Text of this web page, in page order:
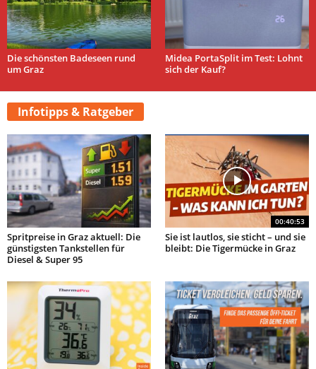
Die schönsten Badeseen rund
um Graz
Midea PortaSplit im Test: Lohnt
sich der Kauf?
Infotipps & Ratgeber
Spritpreise in Graz aktuell: Die
günstigsten Tankstellen für
Diesel & Super 95
00:40:53
Sie ist lautlos, sie sticht – und sie
bleibt: Die Tigermücke in Graz